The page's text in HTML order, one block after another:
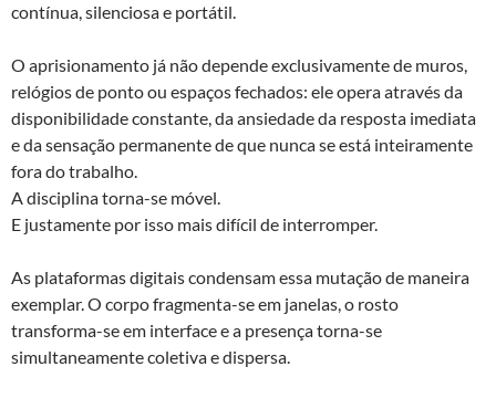
contínua, silenciosa e portátil.
O aprisionamento já não depende exclusivamente de muros,
relógios de ponto ou espaços fechados: ele opera através da
disponibilidade constante, da ansiedade da resposta imediata
e da sensação permanente de que nunca se está inteiramente
fora do trabalho.
A disciplina torna-se móvel.
E justamente por isso mais difícil de interromper.
As plataformas digitais condensam essa mutação de maneira
exemplar. O corpo fragmenta-se em janelas, o rosto
transforma-se em interface e a presença torna-se
simultaneamente coletiva e dispersa.